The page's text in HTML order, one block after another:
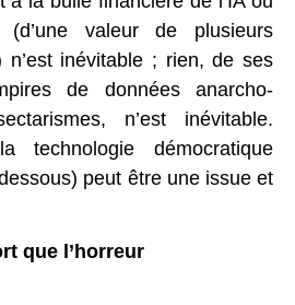
valeur de plusieurs
n’est inévitable ; rien, de ses
de données anarcho-
n’est inévitable.
technologie démocratique
peut être une issue et
que l’horreur